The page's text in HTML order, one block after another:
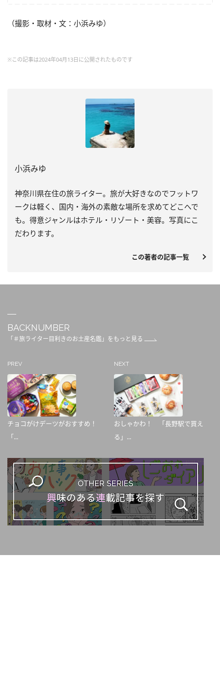
（撮影・取材・文：小浜みゆ）
※この記事は2024年04月13日に公開されたものです
小浜みゆ
神奈川県在住の旅ライター。旅が大好きなのでフットワ
ークは軽く、国内・海外の素敵な場所を求めてどこへで
も。得意ジャンルはホテル・リゾート・美容。写真にこ
だわります。
この著者の記事一覧
BACKNUMBER
「＃旅ライター目利きのお土産名鑑」をもっと見る
PREV
チョコがけデーツがおすすめ！
「...
NEXT
おしゃかわ！ 「長野駅で買え
る」...